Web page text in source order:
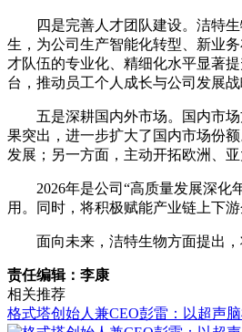
四是完善人才团队建设。洁特
生，为公司生产智能化转型、新业
才队伍的专业化、精细化水平显著
台，推动员工个人成长与公司发展
五是深耕国内外市场。国内市
果突出，进一步扩大了国内市场份
发展；另一方面，主动开拓欧洲、
2026年是公司“高质量发展深
用。同时，将积极赋能产业链上下
面向未来，洁特生物方面提出
责任编辑：李康
相关推荐
格式塔创始人兼CEO彭雷：以超声